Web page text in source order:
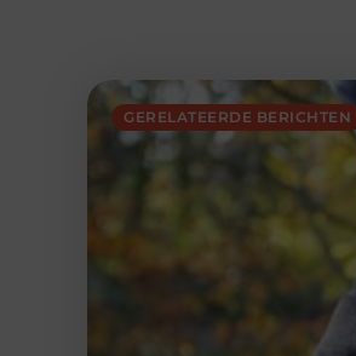
GERELATEERDE BERICHTEN